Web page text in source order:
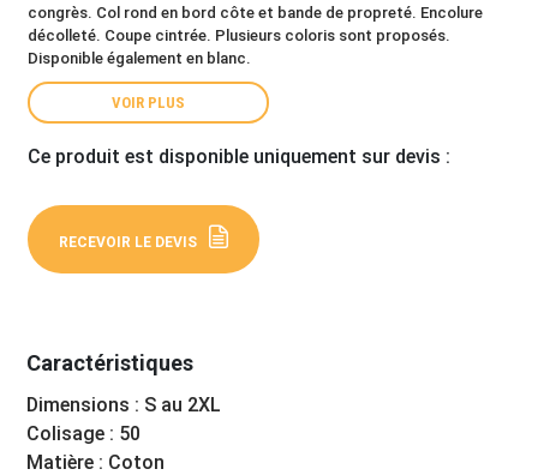
congrès. Col rond en bord côte et bande de propreté. Encolure
décolleté. Coupe cintrée. Plusieurs coloris sont proposés.
Disponible également en blanc.
VOIR PLUS
Ce produit est disponible uniquement sur devis :
RECEVOIR LE DEVIS
Caractéristiques
Dimensions : S au 2XL
Colisage : 50
Matière : Coton